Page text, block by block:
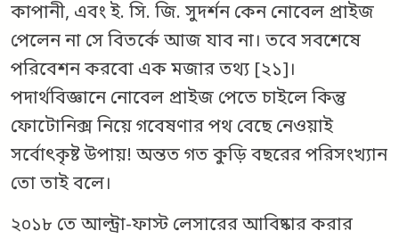
কাপানী, এবং ই. সি. জি. সুদর্শন কেন নোবেল প্রাইজ
পেলেন না সে বিতর্কে আজ যাব না। তবে সবশেষে
পরিবেশন করবো এক মজার তথ্য [২১]।
পদার্থবিজ্ঞানে নোবেল প্রাইজ পেতে চাইলে কিন্তু
ফোটোনিক্স নিয়ে গবেষণার পথ বেছে নেওয়াই
সর্বোৎকৃষ্ট উপায়! অন্তত গত কুড়ি বছরের পরিসংখ্যান
তো তাই বলে।
২০১৮ তে আল্ট্রা-ফাস্ট লেসারের আবিষ্কার করার